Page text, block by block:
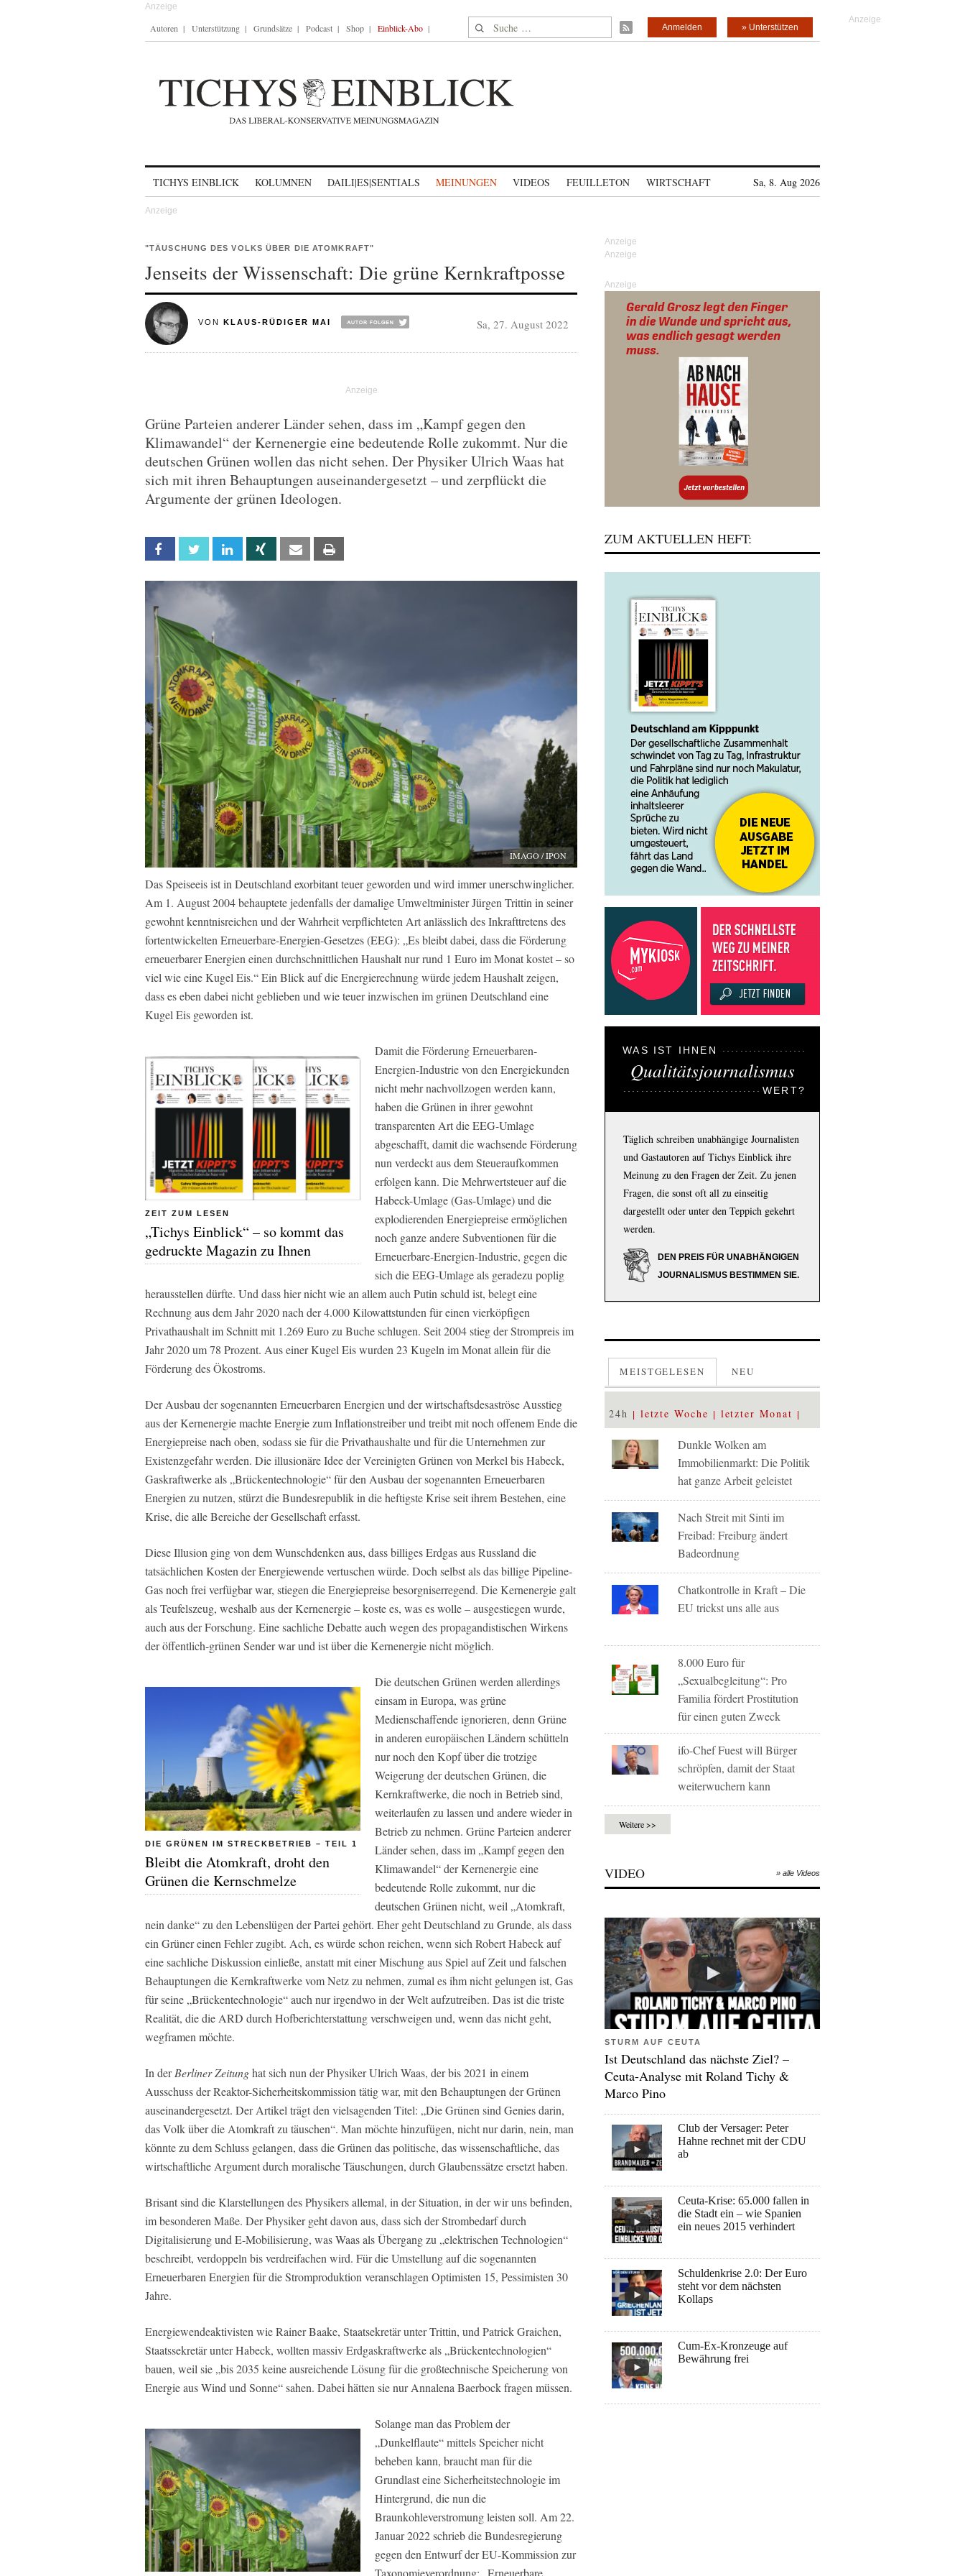
Autoren Unterstützung Grundsätze Podcast Shop Einblick-Abo Suche nach: » Unterstützen
Anmelden
TICHYS EINBLICK KOLUMNEN DAILI|ES|SENTIALS MEINUNGEN VIDEOS FEUILLETON WIRTSCHAFT Sa, 8. Aug 2026
"TÄUSCHUNG DES VOLKS ÜBER DIE ATOMKRAFT"
Jenseits der Wissenschaft: Die grüne Kernkraftposse
VON KLAUS-RÜDIGER MAI Sa, 27. August 2022
Grüne Parteien anderer Länder sehen, dass im „Kampf gegen den
Klimawandel“ der Kernenergie eine bedeutende Rolle zukommt. Nur die
deutschen Grünen wollen das nicht sehen. Der Physiker Ulrich Waas hat
sich mit ihren Behauptungen auseinandergesetzt – und zerpflückt die
Argumente der grünen Ideologen.
Facebook Twitter Linkedin Xing Email
IMAGO / IPON
Das Speiseeis ist in Deutschland exorbitant teuer geworden und wird immer unerschwinglicher.
Am 1. August 2004 behauptete jedenfalls der damalige Umweltminister Jürgen Trittin in seiner
gewohnt kenntnisreichen und der Wahrheit verpflichteten Art anlässlich des Inkrafttretens des
fortentwickelten Erneuerbare-Energien-Gesetzes (EEG): „Es bleibt dabei, dass die Förderung
erneuerbarer Energien einen durchschnittlichen Haushalt nur rund 1 Euro im Monat kostet – so
viel wie eine Kugel Eis.“ Ein Blick auf die Energierechnung würde jedem Haushalt zeigen,
dass es eben dabei nicht geblieben und wie teuer inzwischen im grünen Deutschland eine
Kugel Eis geworden ist.
ZEIT ZUM LESEN
„Tichys Einblick“ – so kommt das
gedruckte Magazin zu Ihnen
Damit die Förderung Erneuerbaren-
Energien-Industrie von den Energiekunden
nicht mehr nachvollzogen werden kann,
haben die Grünen in ihrer gewohnt
transparenten Art die EEG-Umlage
abgeschafft, damit die wachsende Förderung
nun verdeckt aus dem Steueraufkommen
erfolgen kann. Die Mehrwertsteuer auf die
Habeck-Umlage (Gas-Umlage) und die
explodierenden Energiepreise ermöglichen
noch ganze andere Subventionen für die
Erneuerbare-Energien-Industrie, gegen die
sich die EEG-Umlage als geradezu poplig
herausstellen dürfte. Und dass hier nicht wie an allem auch Putin schuld ist, belegt eine
Rechnung aus dem Jahr 2020 nach der 4.000 Kilowattstunden für einen vierköpfigen
Privathaushalt im Schnitt mit 1.269 Euro zu Buche schlugen. Seit 2004 stieg der Strompreis im
Jahr 2020 um 78 Prozent. Aus einer Kugel Eis wurden 23 Kugeln im Monat allein für die
Förderung des Ökostroms.
Der Ausbau der sogenannten Erneuerbaren Energien und der wirtschaftsdesaströse Ausstieg
aus der Kernenergie machte Energie zum Inflationstreiber und treibt mit noch offenem Ende die
Energiepreise nach oben, sodass sie für die Privathaushalte und für die Unternehmen zur
Existenzgefahr werden. Die illusionäre Idee der Vereinigten Grünen von Merkel bis Habeck,
Gaskraftwerke als „Brückentechnologie“ für den Ausbau der sogenannten Erneuerbaren
Energien zu nutzen, stürzt die Bundesrepublik in die heftigste Krise seit ihrem Bestehen, eine
Krise, die alle Bereiche der Gesellschaft erfasst.
Diese Illusion ging von dem Wunschdenken aus, dass billiges Erdgas aus Russland die
tatsächlichen Kosten der Energiewende vertuschen würde. Doch selbst als das billige Pipeline-
Gas noch frei verfügbar war, stiegen die Energiepreise besorgniserregend. Die Kernenergie galt
als Teufelszeug, weshalb aus der Kernenergie – koste es, was es wolle – ausgestiegen wurde,
auch aus der Forschung. Eine sachliche Debatte auch wegen des propagandistischen Wirkens
der öffentlich-grünen Sender war und ist über die Kernenergie nicht möglich.
DIE GRÜNEN IM STRECKBETRIEB – TEIL 1
Bleibt die Atomkraft, droht den
Grünen die Kernschmelze
Die deutschen Grünen werden allerdings
einsam in Europa, was grüne
Medienschaffende ignorieren, denn Grüne
in anderen europäischen Ländern schütteln
nur noch den Kopf über die trotzige
Weigerung der deutschen Grünen, die
Kernkraftwerke, die noch in Betrieb sind,
weiterlaufen zu lassen und andere wieder in
Betrieb zu nehmen. Grüne Parteien anderer
Länder sehen, dass im „Kampf gegen den
Klimawandel“ der Kernenergie eine
bedeutende Rolle zukommt, nur die
deutschen Grünen nicht, weil „Atomkraft,
nein danke“ zu den Lebenslügen der Partei gehört. Eher geht Deutschland zu Grunde, als dass
ein Grüner einen Fehler zugibt. Ach, es würde schon reichen, wenn sich Robert Habeck auf
eine sachliche Diskussion einließe, anstatt mit einer Mischung aus Spiel auf Zeit und falschen
Behauptungen die Kernkraftwerke vom Netz zu nehmen, zumal es ihm nicht gelungen ist, Gas
für seine „Brückentechnologie“ auch nur irgendwo in der Welt aufzutreiben. Das ist die triste
Realität, die die ARD durch Hofberichterstattung verschweigen und, wenn das nicht geht,
wegframen möchte.
In derBerliner Zeitunghat sich nun der Physiker Ulrich Waas, der bis 2021 in einem
Ausschuss der Reaktor-Sicherheitskommission tätig war, mit den Behauptungen der Grünen
auseinandergesetzt. Der Artikel trägt den vielsagenden Titel: „Die Grünen sind Genies darin,
das Volk über die Atomkraft zu täuschen“. Man möchte hinzufügen, nicht nur darin, nein, man
könnte zu dem Schluss gelangen, dass die Grünen das politische, das wissenschaftliche, das
wirtschaftliche Argument durch moralische Täuschungen, durch Glaubenssätze ersetzt haben.
Brisant sind die Klarstellungen des Physikers allemal, in der Situation, in der wir uns befinden,
im besonderen Maße. Der Physiker geht davon aus, dass sich der Strombedarf durch
Digitalisierung und E-Mobilisierung, was Waas als Übergang zu „elektrischen Technologien“
beschreibt, verdoppeln bis verdreifachen wird. Für die Umstellung auf die sogenannten
Erneuerbaren Energien für die Stromproduktion veranschlagen Optimisten 15, Pessimisten 30
Jahre.
Energiewendeaktivisten wie Rainer Baake, Staatsekretär unter Trittin, und Patrick Graichen,
Staatssekretär unter Habeck, wollten massiv Erdgaskraftwerke als „Brückentechnologien“
bauen, weil sie „bis 2035 keine ausreichende Lösung für die großtechnische Speicherung von
Energie aus Wind und Sonne“ sahen. Dabei hätten sie nur Annalena Baerbock fragen müssen.
Solange man das Problem der
„Dunkelflaute“ mittels Speicher nicht
beheben kann, braucht man für die
Grundlast eine Sicherheitstechnologie im
Hintergrund, die nun die
Braunkohleverstromung leisten soll. Am 22.
Januar 2022 schrieb die Bundesregierung
gegen den Entwurf der EU-Kommission zur
Taxonomieverordnung: „Erneuerbare
Anzeige
ZUM AKTUELLEN HEFT:
WAS IST IHNEN
Qualitätsjournalismus
WERT?
Täglich schreiben unabhängige Journalisten
und Gastautoren auf Tichys Einblick ihre
Meinung zu den Fragen der Zeit. Zu jenen
Fragen, die sonst oft all zu einseitig
dargestellt oder unter den Teppich gekehrt
werden.
DEN PREIS FÜR UNABHÄNGIGEN
JOURNALISMUS BESTIMMEN SIE.
MEISTGELESEN NEU
24h letzte Woche letzter Monat
Dunkle Wolken am
Immobilienmarkt: Die Politik
hat ganze Arbeit geleistet
Nach Streit mit Sinti im
Freibad: Freiburg ändert
Badeordnung
Chatkontrolle in Kraft – Die
EU trickst uns alle aus
8.000 Euro für
„Sexualbegleitung“: Pro
Familia fördert Prostitution
für einen guten Zweck
ifo-Chef Fuest will Bürger
schröpfen, damit der Staat
weiterwuchern kann
Weitere >>
VIDEO » alle Videos
STURM AUF CEUTA
Ist Deutschland das nächste Ziel? –
Ceuta-Analyse mit Roland Tichy &
Marco Pino
Club der Versager: Peter
Hahne rechnet mit der CDU
ab
Ceuta-Krise: 65.000 fallen in
die Stadt ein – wie Spanien
ein neues 2015 verhindert
Schuldenkrise 2.0: Der Euro
steht vor dem nächsten
Kollaps
Cum-Ex-Kronzeuge auf
Bewährung frei